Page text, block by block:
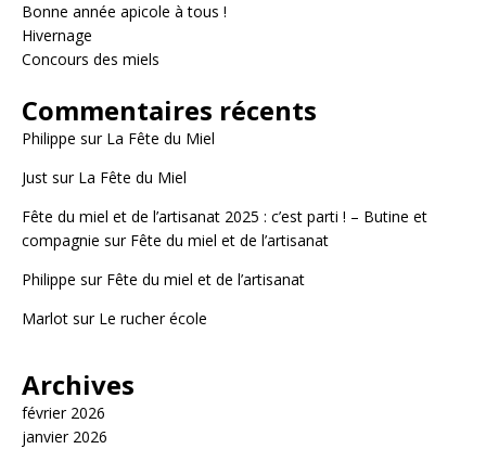
Bonne année apicole à tous !
Hivernage
Concours des miels
Commentaires récents
Philippe sur La Fête du Miel
Just sur La Fête du Miel
Fête du miel et de l’artisanat 2025 : c’est parti ! – Butine et
compagnie sur Fête du miel et de l’artisanat
Philippe sur Fête du miel et de l’artisanat
Marlot sur Le rucher école
Archives
février 2026
janvier 2026